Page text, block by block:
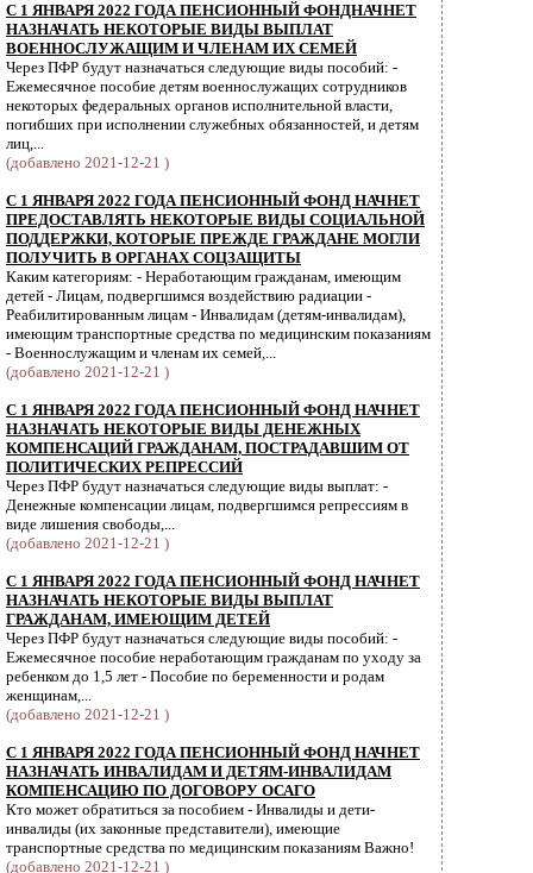
С 1 ЯНВАРЯ 2022 ГОДА ПЕНСИОННЫЙ ФОНДНАЧНЕТ
НАЗНАЧАТЬ НЕКОТОРЫЕ ВИДЫ ВЫПЛАТ
ВОЕННОСЛУЖАЩИМ И ЧЛЕНАМ ИХ СЕМЕЙ
Через ПФР будут назначаться следующие виды пособий: -
Ежемесячное пособие детям военнослужащих сотрудников
некоторых федеральных органов исполнительной власти,
погибших при исполнении служебных обязанностей, и детям
лиц,...
(добавлено 2021-12-21 )
С 1 ЯНВАРЯ 2022 ГОДА ПЕНСИОННЫЙ ФОНД НАЧНЕТ
ПРЕДОСТАВЛЯТЬ НЕКОТОРЫЕ ВИДЫ СОЦИАЛЬНОЙ
ПОДДЕРЖКИ, КОТОРЫЕ ПРЕЖДЕ ГРАЖДАНЕ МОГЛИ
ПОЛУЧИТЬ В ОРГАНАХ СОЦЗАЩИТЫ
Каким категориям: - Неработающим гражданам, имеющим
детей - Лицам, подвергшимся воздействию радиации -
Реабилитированным лицам - Инвалидам (детям-инвалидам),
имеющим транспортные средства по медицинским показаниям
- Военнослужащим и членам их семей,...
(добавлено 2021-12-21 )
С 1 ЯНВАРЯ 2022 ГОДА ПЕНСИОННЫЙ ФОНД НАЧНЕТ
НАЗНАЧАТЬ НЕКОТОРЫЕ ВИДЫ ДЕНЕЖНЫХ
КОМПЕНСАЦИЙ ГРАЖДАНАМ, ПОСТРАДАВШИМ ОТ
ПОЛИТИЧЕСКИХ РЕПРЕССИЙ
Через ПФР будут назначаться следующие виды выплат: -
Денежные компенсации лицам, подвергшимся репрессиям в
виде лишения свободы,...
(добавлено 2021-12-21 )
С 1 ЯНВАРЯ 2022 ГОДА ПЕНСИОННЫЙ ФОНД НАЧНЕТ
НАЗНАЧАТЬ НЕКОТОРЫЕ ВИДЫ ВЫПЛАТ
ГРАЖДАНАМ, ИМЕЮЩИМ ДЕТЕЙ
Через ПФР будут назначаться следующие виды пособий: -
Ежемесячное пособие неработающим гражданам по уходу за
ребенком до 1,5 лет - Пособие по беременности и родам
женщинам,...
(добавлено 2021-12-21 )
С 1 ЯНВАРЯ 2022 ГОДА ПЕНСИОННЫЙ ФОНД НАЧНЕТ
НАЗНАЧАТЬ ИНВАЛИДАМ И ДЕТЯМ-ИНВАЛИДАМ
КОМПЕНСАЦИЮ ПО ДОГОВОРУ ОСАГО
Кто может обратиться за пособием - Инвалиды и дети-
инвалиды (их законные представители), имеющие
транспортные средства по медицинским показаниям Важно!
(добавлено 2021-12-21 )